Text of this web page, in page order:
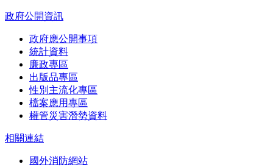
政府公開資訊
政府應公開事項
統計資料
廉政專區
出版品專區
性別主流化專區
檔案應用專區
權管災害潛勢資料
相關連結
國外消防網站